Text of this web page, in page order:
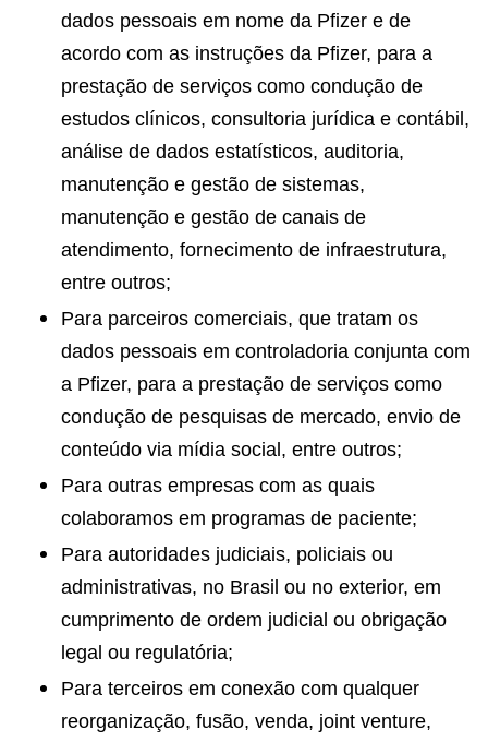
dados pessoais em nome da Pfizer e de
acordo com as instruções da Pfizer, para a
prestação de serviços como condução de
estudos clínicos, consultoria jurídica e contábil,
análise de dados estatísticos, auditoria,
manutenção e gestão de sistemas,
manutenção e gestão de canais de
atendimento, fornecimento de infraestrutura,
entre outros;
Para parceiros comerciais, que tratam os
dados pessoais em controladoria conjunta com
a Pfizer, para a prestação de serviços como
condução de pesquisas de mercado, envio de
conteúdo via mídia social, entre outros;
Para outras empresas com as quais
colaboramos em programas de paciente;
Para autoridades judiciais, policiais ou
administrativas, no Brasil ou no exterior, em
cumprimento de ordem judicial ou obrigação
legal ou regulatória;
Para terceiros em conexão com qualquer
reorganização, fusão, venda, joint venture,